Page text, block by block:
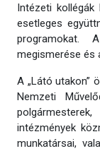
Intézeti kollégák
esetleges
programokat.
megismerése és
A „Látó utakon”
Nemzeti
intézmények
munkatársai,